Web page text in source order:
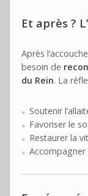
Et après ?
Après
besoin de
du Rein. La
Soutenir
Favoriser le
Restaurer la